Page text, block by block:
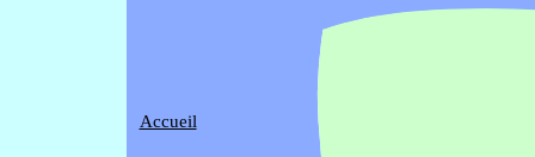
Accueil